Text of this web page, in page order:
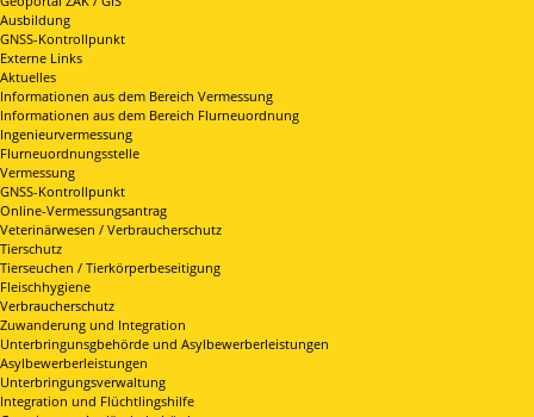
Ausbildung
GNSS-Kontrollpunkt
Externe Links
Aktuelles
Informationen aus dem Bereich Vermessung
Informationen aus dem Bereich Flurneuordnung
Ingenieurvermessung
Flurneuordnungsstelle
Vermessung
GNSS-Kontrollpunkt
Online-Vermessungsantrag
Veterinärwesen / Verbraucherschutz
Tierschutz
Tierseuchen / Tierkörperbeseitigung
Fleischhygiene
Verbraucherschutz
Zuwanderung und Integration
Unterbringunsgbehörde und Asylbewerberleistungen
Asylbewerberleistungen
Unterbringungsverwaltung
Integration und Flüchtlingshilfe